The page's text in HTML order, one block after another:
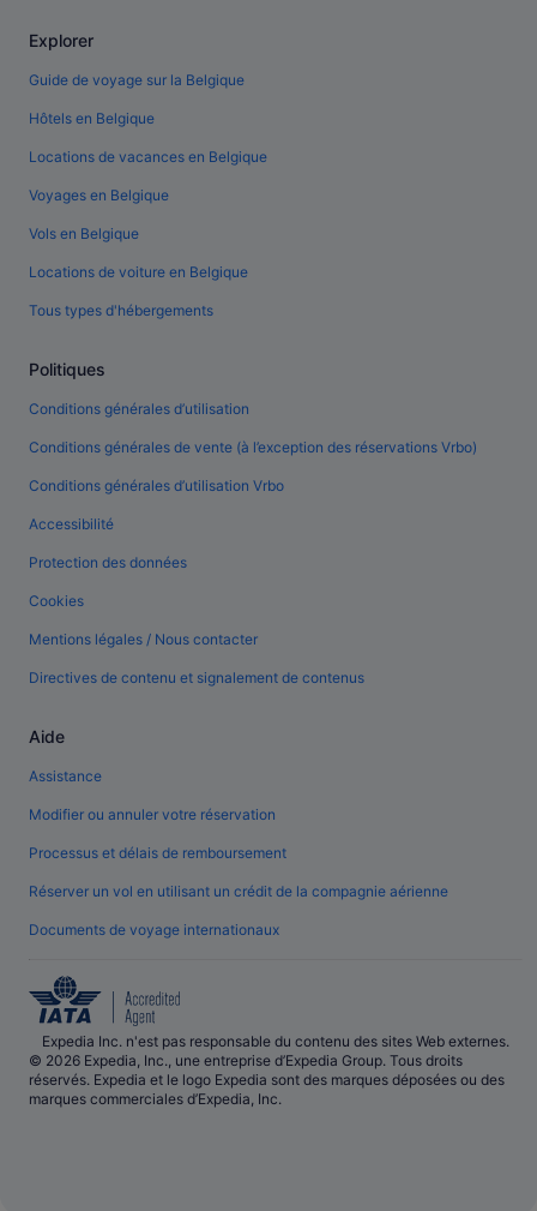
Explorer
Guide de voyage sur la Belgique
Hôtels en Belgique
Locations de vacances en Belgique
Voyages en Belgique
Vols en Belgique
Locations de voiture en Belgique
Tous types d'hébergements
Politiques
Conditions générales d’utilisation
Conditions générales de vente (à l’exception des réservations Vrbo)
Conditions générales d’utilisation Vrbo
Accessibilité
Protection des données
Cookies
Mentions légales / Nous contacter
Directives de contenu et signalement de contenus
Aide
Assistance
Modifier ou annuler votre réservation
Processus et délais de remboursement
Réserver un vol en utilisant un crédit de la compagnie aérienne
Documents de voyage internationaux
Expedia Inc. n'est pas responsable du contenu des sites Web externes.
© 2026 Expedia, Inc., une entreprise d’Expedia Group. Tous droits
réservés. Expedia et le logo Expedia sont des marques déposées ou des
marques commerciales d’Expedia, Inc.